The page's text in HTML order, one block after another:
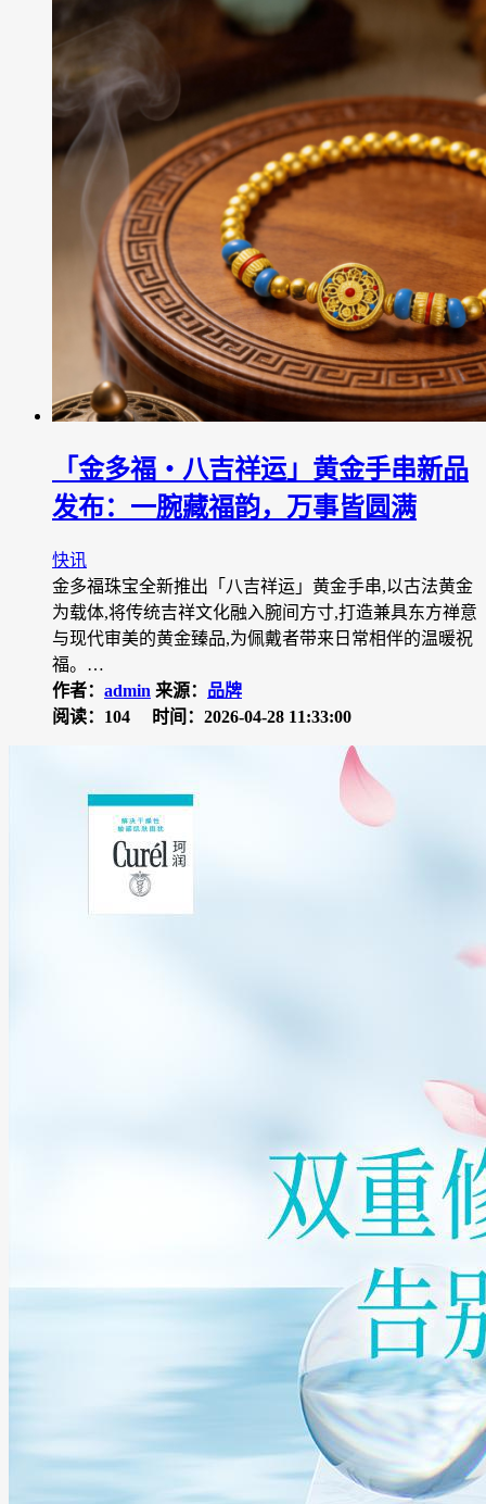
「金多福・八吉祥运」黄金手串新品
发布：一腕藏福韵，万事皆圆满
快讯
金多福珠宝全新推出「八吉祥运」黄金手串,以古法黄金
为载体,将传统吉祥文化融入腕间方寸,打造兼具东方禅意
与现代审美的黄金臻品,为佩戴者带来日常相伴的温暖祝
福。…
作者： admin 来源： 品牌
阅读：104
时间：2026-04-28 11:33:00